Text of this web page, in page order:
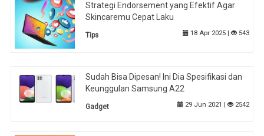
Strategi Endorsement yang Efektif Agar
Skincaremu Cepat Laku
Tips 18 Apr 2025 | 543
Sudah Bisa Dipesan! Ini Dia Spesifikasi dan
Keunggulan Samsung A22
Gadget 29 Jun 2021 | 2542